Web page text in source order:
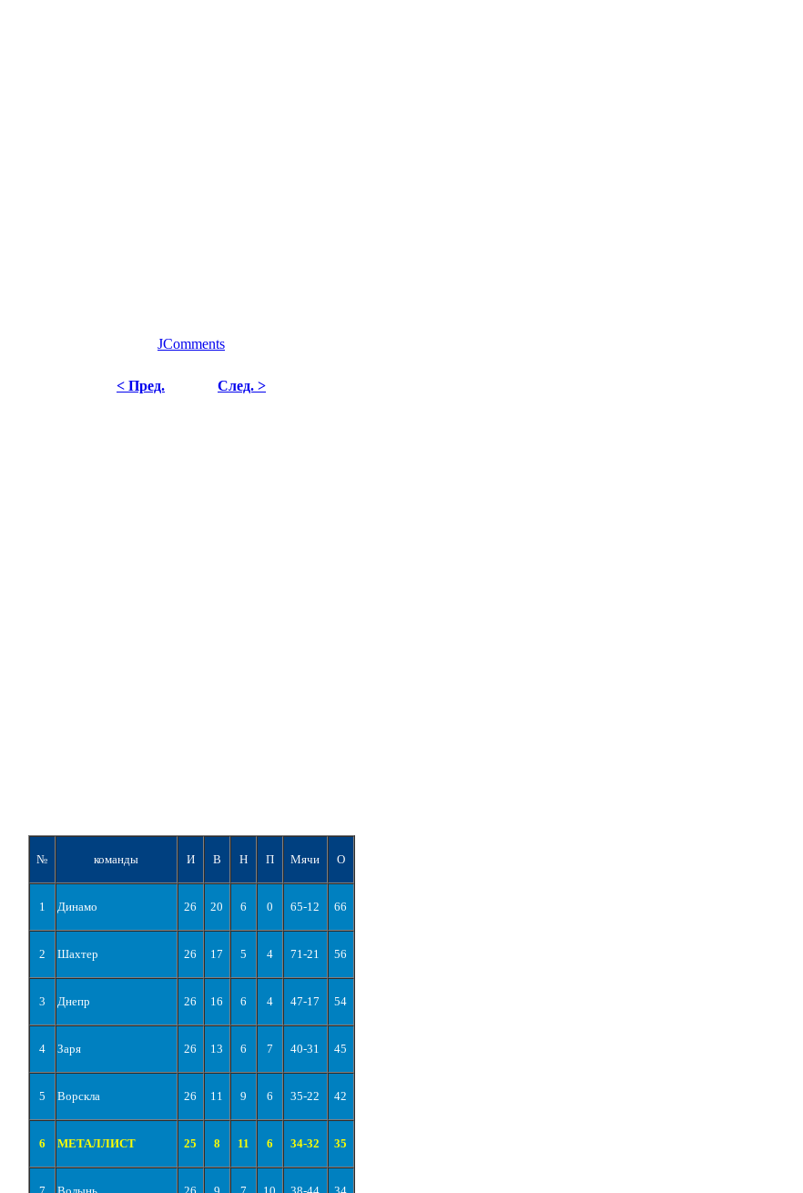
JComments
< Пред.
След. >
№ команды И В Н П Мячи О
1 Динамо 26 20 6 0 65-12 66
2 Шахтер 26 17 5 4 71-21 56
3 Днепр 26 16 6 4 47-17 54
4 Заря 26 13 6 7 40-31 45
5 Ворскла 26 11 9 6 35-22 42
6 МЕТАЛЛИСТ 25 8 11 6 34-32 35